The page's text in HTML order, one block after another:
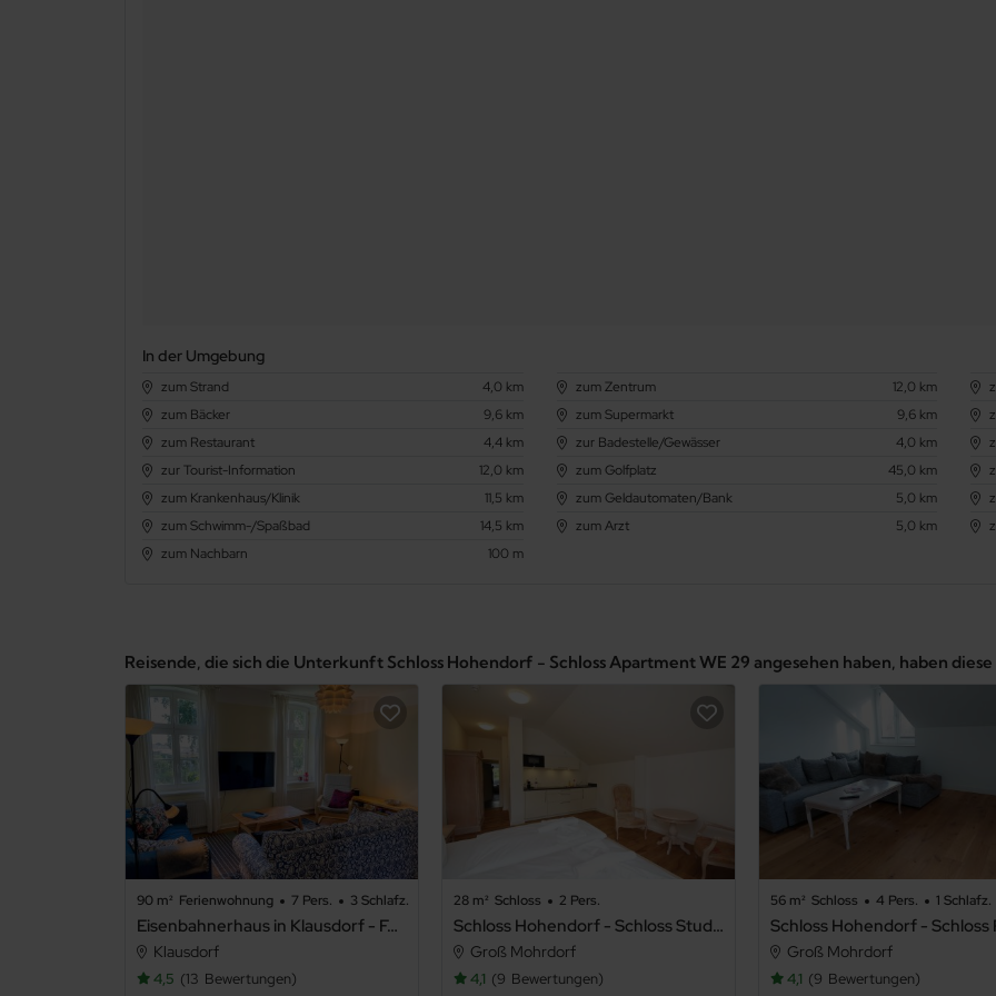
In der Umgebung
zum Strand 4,0 km zum Zentrum 12,0 km
zum Bäcker
9,6 km zum Supermarkt 9,6 km
zum Restaurant
4,4 km zur Badestelle/Gewässer 4,0 km
zur Tourist-Information
12,0 km zum Golfplatz 45,0 km
zum Krankenhaus/Klinik
11,5 km zum Geldautomaten/Bank 5,0 km
zum Schwimm-/Spaßbad
14,5 km zum Arzt 5,0 km
zum Nachbarn
100 m
Reisende, die sich die Unterkunft Schloss Hohendorf - Schloss Apartment WE 29 angesehen haben, haben
90 m² Ferienwohnung 7 Pers. 3 Schlafz.
Eisenbahnerhaus in Klausdorf - Ferienwohnung 2 OG
Klausdorf
4,5 13 Bewertungen
28 m² Schloss 2 Pers.
Schloss Hohendorf - Schloss Studio WE 25
Groß Mohrdorf
4,1 9 Bewertungen
56 m² Schloss 4 Pers. 1 Schlafz.
Groß Mohrdorf
4,1 9 Bewertungen